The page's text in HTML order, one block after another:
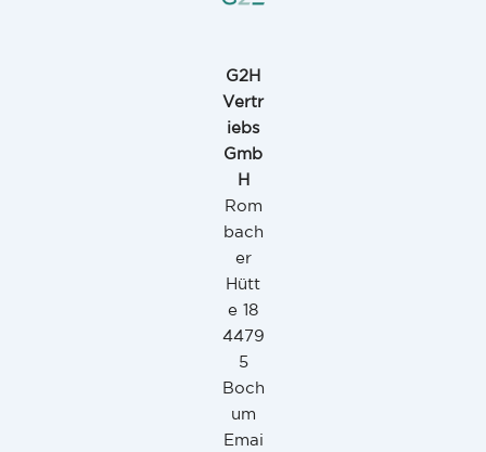
G2H
Vertr
iebs
Gmb
H
Rom
bach
er
Hütt
e 18
4479
5
Boch
um
Emai